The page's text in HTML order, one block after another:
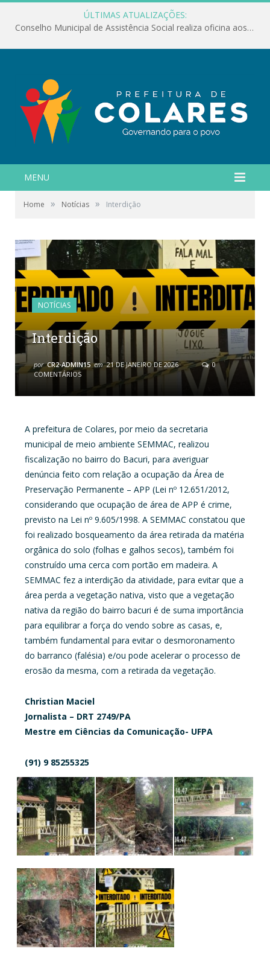
ÚLTIMAS ATUALIZAÇÕES:
Conselho Municipal de Assistência Social realiza oficina aos servidores
MENU
Home » Notícias » Interdição
NOTÍCIAS
Interdição
por CR2-ADMIN15 em 21 DE JANEIRO DE 2026
0
COMENTÁRIOS
A prefeitura de Colares, por meio da secretaria
municipal de meio ambiente SEMMAC, realizou
fiscalização no bairro do Bacuri, para averiguar
denúncia feito com relação a ocupação da Área de
Preservação Permanente – APP (Lei nº 12.651/2012,
considerando que ocupação de área de APP é crime,
previsto na Lei nº 9.605/1998. A SEMMAC constatou que
foi realizado bosqueamento da área retirada da matéria
orgânica do solo (folhas e galhos secos), também foi
construído uma cerca com portão em madeira. A
SEMMAC fez a interdição da atividade, para evitar que a
área perda a vegetação nativa, visto que a vegetação
nativa da região do bairro bacuri é de suma importância
para equilibrar a força do vendo sobre as casas, e,
também fundamental para evitar o desmoronamento
do barranco (falésia) e/ou pode acelerar o processo de
erosão da mesma, com a retirada da vegetação.
Christian Maciel
Jornalista – DRT 2749/PA
Mestre em Ciências da Comunicação- UFPA
(91) 9 85255325